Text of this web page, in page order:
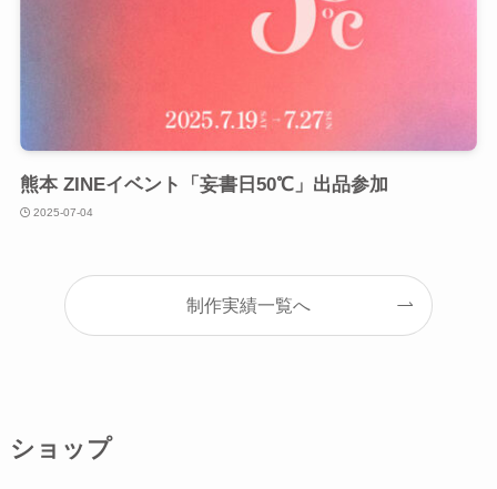
熊本 ZINEイベント「妄書日50℃」出品参加
2025-07-04
制作実績一覧へ
ショップ